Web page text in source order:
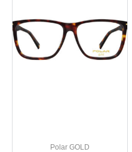
Polar GOLD